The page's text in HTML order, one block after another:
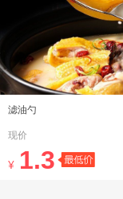
滤油勺
现价
¥ 1.3